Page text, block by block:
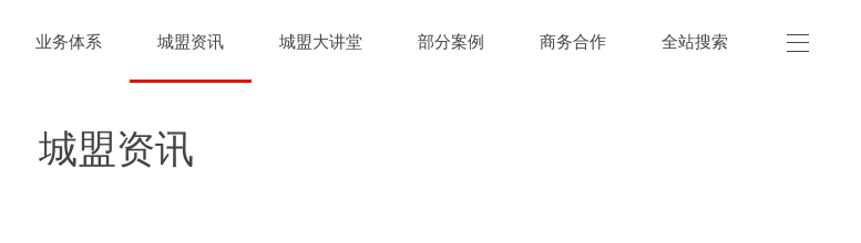
业务体系 城盟资讯 城盟大讲堂 部分案例 商务合作 全站搜索
城盟资讯